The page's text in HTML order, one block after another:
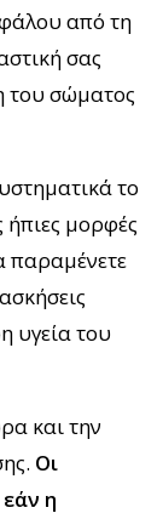
από τη
σας
του σώματος
το
μορφές
παραμένετε
υγεία του
και την
Οι
η